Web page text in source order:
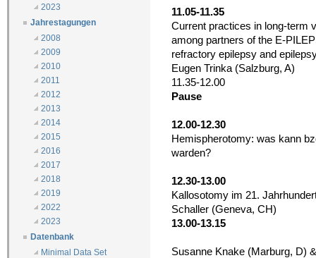
2023
Jahrestagungen
2008
2009
2010
2011
2012
2013
2014
2015
2016
2017
2018
2019
2022
2023
Datenbank
Minimal Data Set
11.05-11.35
Current practices in long-term
among partners of the E-
refractory epilepsy and
Eugen Trinka (Salzburg, A)
11.35-12.00
Pause
12.00-12.30
Hemispherotomy: was kann
warden?
12.30-13.00
Kallosotomy im 21.
Schaller (Geneva, CH)
13.00-13.15
Susanne Knake (Marburg, D)